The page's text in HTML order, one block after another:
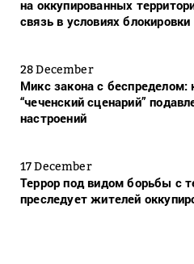
на оккупированных
связь в условиях блокировки
28 December
Микс закона с
“чеченский сценарий”
настроений
17 December
Террор под видом борьбы с
преследует жителей